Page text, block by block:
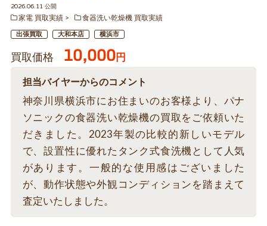
2026.06.11 公開
家電 買取実績
食器洗い乾燥機 買取実績
出張買取 大和本店 横浜市
買取価格 10,000円
担当バイヤーからのコメント
神奈川県横浜市にお住まいのお客様より、パナ
ソニックの食器洗い乾燥機の買取をご依頼いた
だきました。2023年製の比較的新しいモデル
で、設置性に優れたタンク式食洗機として人気
があります。一般的な使用感はございました
が、動作状態や外観コンディションを踏まえて
査定いたしました。